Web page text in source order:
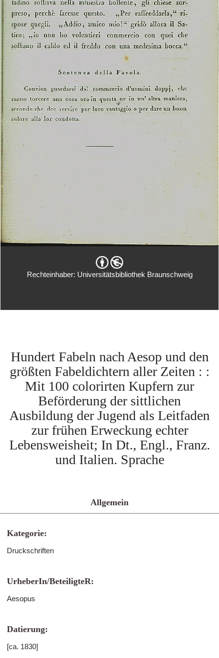
Rechteinhaber: Universitätsbibliothek Braunschweig
Hundert Fabeln nach Aesop und den
größten Fabeldichtern aller Zeiten : :
Mit 100 colorirten Kupfern zur
Beförderung der sittlichen
Ausbildung der Jugend als Leitfaden
zur frühen Erweckung echter
Lebensweisheit; In Dt., Engl., Franz.
und Italien. Sprache
Allgemein
Kategorie:
Druckschriften
UrheberIn/BeteiligteR:
Aesopus
Datierung:
[ca. 1830]